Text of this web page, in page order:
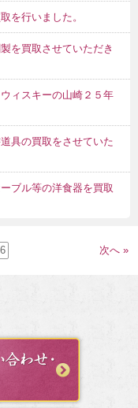
を行いました。
を買取させていただき
ィスキーの山崎２５年
具の買取をさせていた
ブル等の洋食器を買取
次へ »